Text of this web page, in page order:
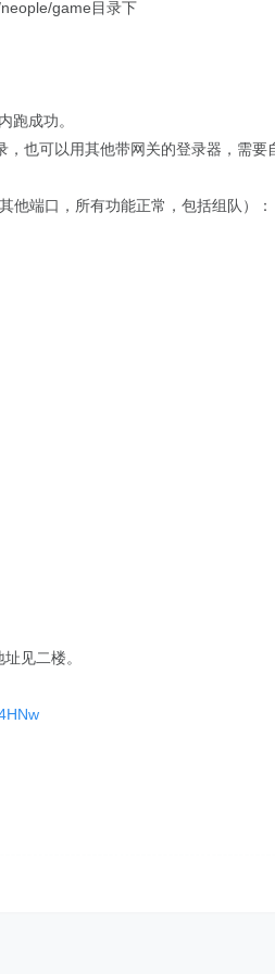
game目录下
跑成功。
也可以用其他带网关的登录器，需要
他端口，所有功能正常，包括组队）：
见二楼。